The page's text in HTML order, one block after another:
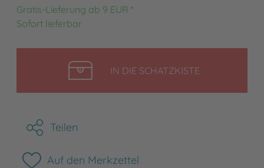
Gratis-Lieferung ab 9 EUR *
Sofort lieferbar
IN DIE SCHATZKISTELEGEN
Teilen
Auf den Merkzettel